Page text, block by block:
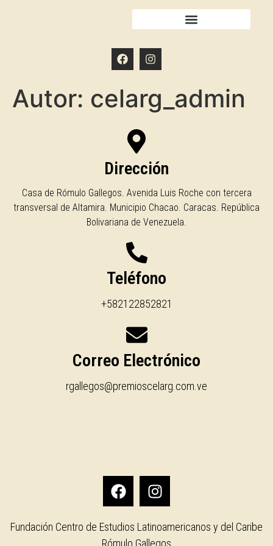
Autor: celarg_admin
Dirección
Casa de Rómulo Gallegos. Avenida Luis Roche con tercera
transversal de Altamira. Municipio Chacao. Caracas. República
Bolivariana de Venezuela.
Teléfono
+582122852821
Correo Electrónico
rgallegos@premioscelarg.com.ve
Fundación Centro de Estudios Latinoamericanos y del Caribe
Rómulo Gallegos